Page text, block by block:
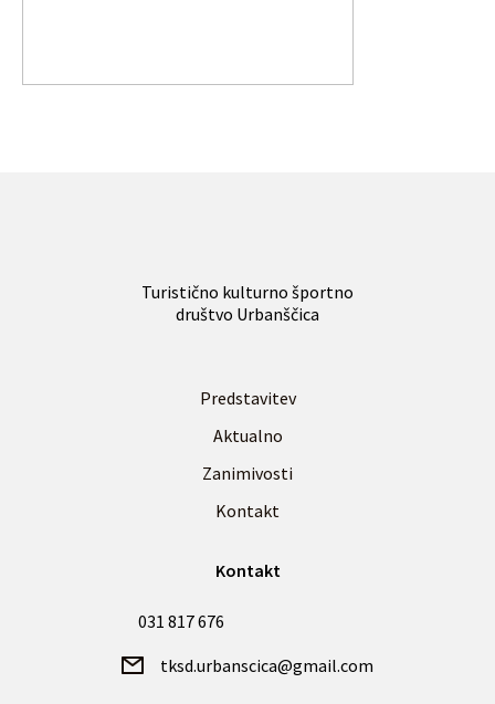
Turistično kulturno športno
društvo Urbanščica
Predstavitev
Aktualno
Zanimivosti
Kontakt
Kontakt
031 817 676
tksd.urbanscica@gmail.com